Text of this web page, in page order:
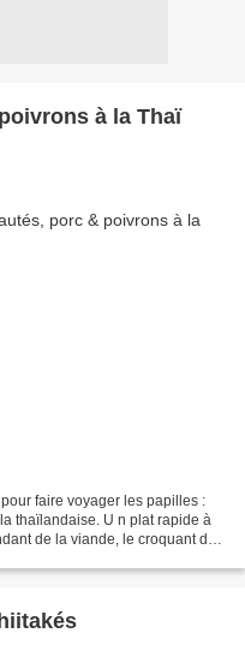
à la Thaï
faire voyager les papilles :
thaïlandaise. U n plat rapide à
de la viande, le croquant des